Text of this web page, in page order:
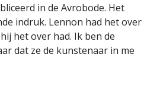
in de Avrobode. Het
indruk. Lennon had het over
het over had. Ik ben de
dat ze de kunstenaar in me